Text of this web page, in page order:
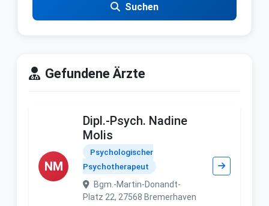
Suchen
Gefundene Ärzte
NM
Dipl.-Psych. Nadine
Molis
Psychologischer
Psychotherapeut
Bgm.-Martin-Donandt-
Platz 22, 27568 Bremerhaven